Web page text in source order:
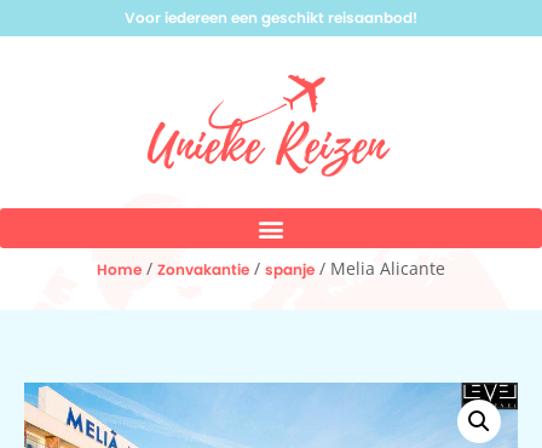
Voor iedereen een geschikt reisaanbod!
Home / Zonvakantie / spanje / Melia Alicante